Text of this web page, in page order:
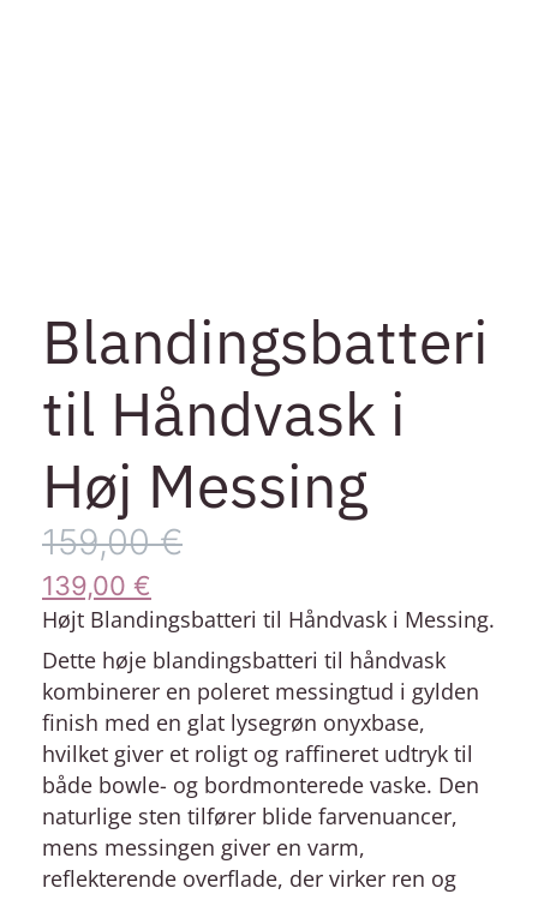
Blandingsbatteri
til Håndvask i
Høj Messing
159,00€
139,00 €
Højt Blandingsbatteri til Håndvask i Messing.
Dette høje blandingsbatteri til håndvask
kombinerer en poleret messingtud i gylden
finish med en glat lysegrøn onyxbase,
hvilket giver et roligt og raffineret udtryk til
både bowle- og bordmonterede vaske. Den
naturlige sten tilfører blide farvenuancer,
mens messingen giver en varm,
reflekterende overflade, der virker ren og